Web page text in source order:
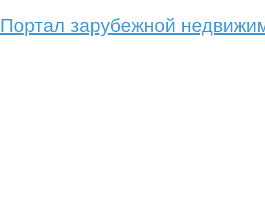
Портал зарубежной